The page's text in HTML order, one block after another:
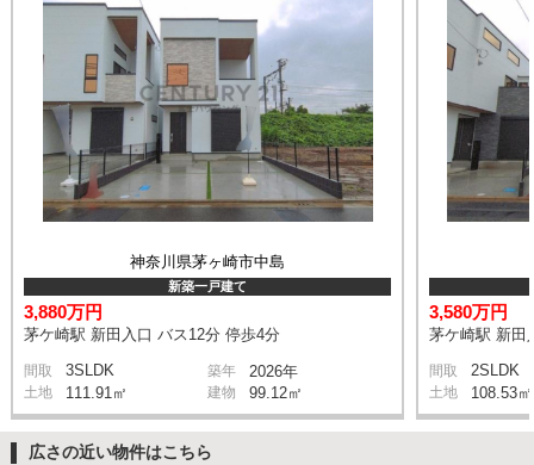
神奈川県茅ヶ崎市中島
新築一戸建て
3,880万円
茅ケ崎駅 新田入口 バス12分 停歩4分
間取 3SLDK 築年 2026年
土地 111.91㎡ 建物 99.12㎡
3,580万円
茅ケ崎駅 新田
間取 2SLDK
土地 108.53㎡
広さの近い物件はこちら